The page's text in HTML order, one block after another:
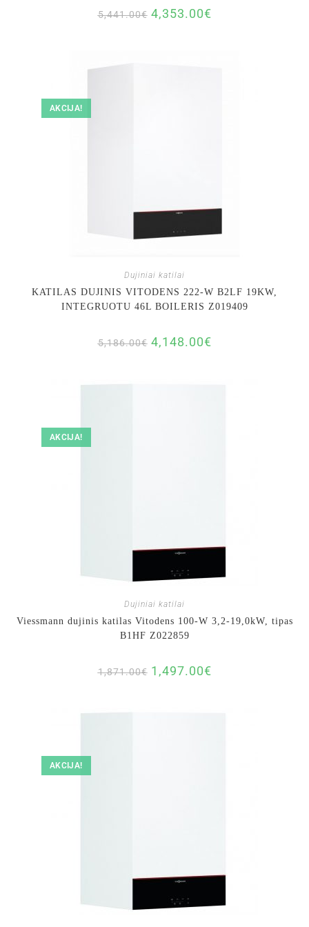
5,441.00€ 4,353.00€
AKCIJA!
Dujiniai katilai
KATILAS DUJINIS VITODENS 222-W B2LF 19KW,
INTEGRUOTU 46L BOILERIS Z019409
5,186.00€ 4,148.00€
AKCIJA!
Dujiniai katilai
Viessmann dujinis katilas Vitodens 100-W 3,2-19,0kW, tipas
B1HF Z022859
1,871.00€ 1,497.00€
AKCIJA!